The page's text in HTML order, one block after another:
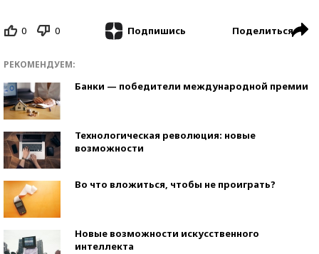
0 0 Подпишись Поделиться
РЕКОМЕНДУЕМ:
Банки — победители международной премии
Технологическая революция: новые
возможности
Во что вложиться, чтобы не проиграть?
Новые возможности искусственного
интеллекта